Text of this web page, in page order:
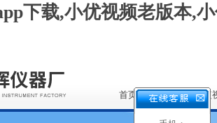
下载,小优视频老版本,
首页 关于小优短